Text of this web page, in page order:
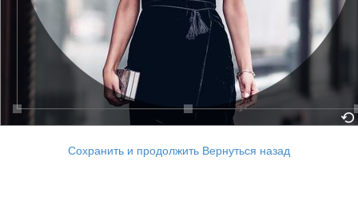
Сохранить и продолжить Вернуться назад